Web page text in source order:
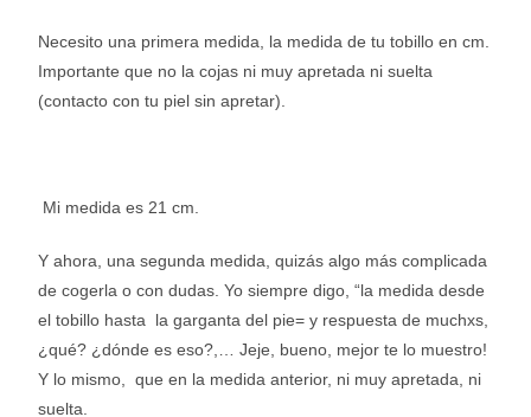
Necesito una primera medida, la medida de tu tobillo en cm.
Importante que no la cojas ni muy apretada ni suelta
(contacto con tu piel sin apretar).
Mi medida es 21 cm.
Y ahora, una segunda medida, quizás algo más complicada
de cogerla o con dudas. Yo siempre digo, “la medida desde
el tobillo hasta la garganta del pie= y respuesta de muchxs,
¿qué? ¿dónde es eso?,… Jeje, bueno, mejor te lo muestro!
Y lo mismo, que en la medida anterior, ni muy apretada, ni
suelta.